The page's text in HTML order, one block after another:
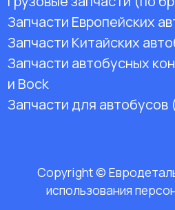
Запчасти Европейских
Запчасти Китайских
Запчасти автобусных
и Bock
Запчасти для автобусов
Copyright ©
использования